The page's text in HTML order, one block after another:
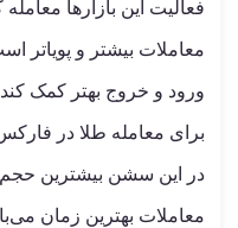
فعالیت این بازارها
معاملات بیشتر و پویاتر
ورود و خروج بهتر کمک
برای معامله طلا در
در این سشن بیشترین حجم
معاملات بهترین زمان